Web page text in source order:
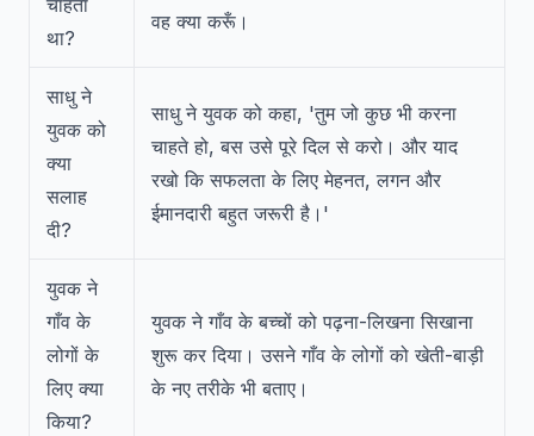
चाहता
था?
वह क्या करूँ।
साधु ने
युवक को
क्या
सलाह
दी?
साधु ने युवक को कहा, 'तुम जो कुछ भी करना
चाहते हो, बस उसे पूरे दिल से करो। और याद
रखो कि सफलता के लिए मेहनत, लगन और
ईमानदारी बहुत जरूरी है।'
युवक ने
गाँव के
लोगों के
लिए क्या
किया?
युवक ने गाँव के बच्चों को पढ़ना-लिखना सिखाना
शुरू कर दिया। उसने गाँव के लोगों को खेती-बाड़ी
के नए तरीके भी बताए।